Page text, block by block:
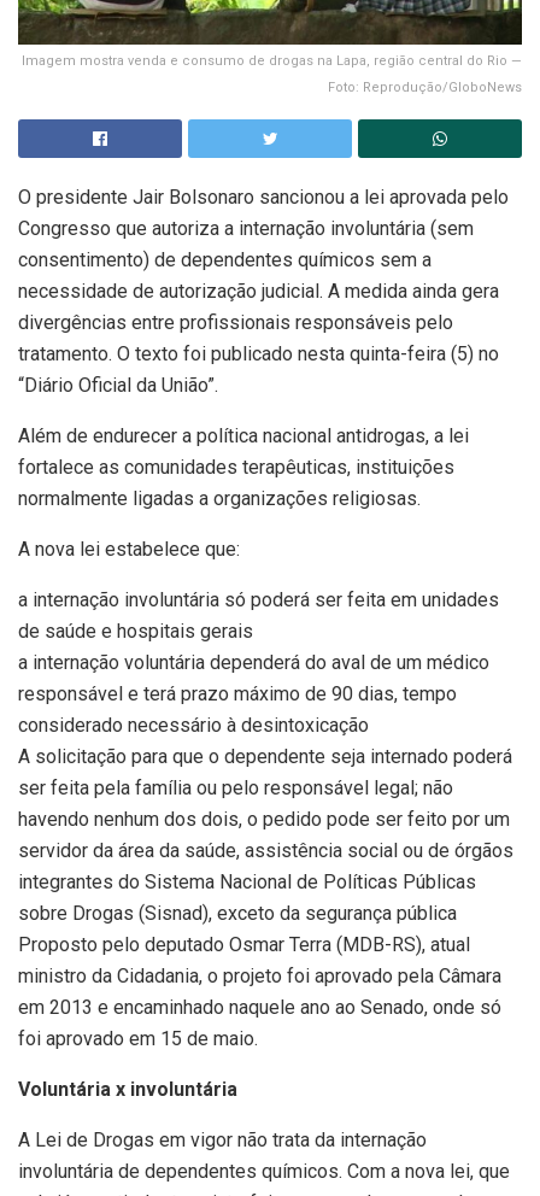
Imagem mostra venda e consumo de drogas na Lapa, região central do Rio —
Foto: Reprodução/GloboNews
O presidente Jair Bolsonaro sancionou a lei aprovada pelo
Congresso que autoriza a internação involuntária (sem
consentimento) de dependentes químicos sem a
necessidade de autorização judicial. A medida ainda gera
divergências entre profissionais responsáveis pelo
tratamento. O texto foi publicado nesta quinta-feira (5) no
“Diário Oficial da União”.
Além de endurecer a política nacional antidrogas, a lei
fortalece as comunidades terapêuticas, instituições
normalmente ligadas a organizações religiosas.
A nova lei estabelece que:
a internação involuntária só poderá ser feita em unidades
de saúde e hospitais gerais
a internação voluntária dependerá do aval de um médico
responsável e terá prazo máximo de 90 dias, tempo
considerado necessário à desintoxicação
A solicitação para que o dependente seja internado poderá
ser feita pela família ou pelo responsável legal; não
havendo nenhum dos dois, o pedido pode ser feito por um
servidor da área da saúde, assistência social ou de órgãos
integrantes do Sistema Nacional de Políticas Públicas
sobre Drogas (Sisnad), exceto da segurança pública
Proposto pelo deputado Osmar Terra (MDB-RS), atual
ministro da Cidadania, o projeto foi aprovado pela Câmara
em 2013 e encaminhado naquele ano ao Senado, onde só
foi aprovado em 15 de maio.
Voluntária x involuntária
A Lei de Drogas em vigor não trata da internação
involuntária de dependentes químicos. Com a nova lei, que